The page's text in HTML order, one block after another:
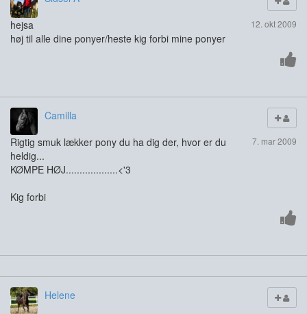
12. okt 2009
hejsa
høj til alle dine ponyer/heste kig forbi mine ponyer
Camilla
7. mar 2009
Rigtig smuk lækker pony du ha dig der, hvor er du
heldig...
KØMPE HØJ...................<'3
Kig forbi
Helene